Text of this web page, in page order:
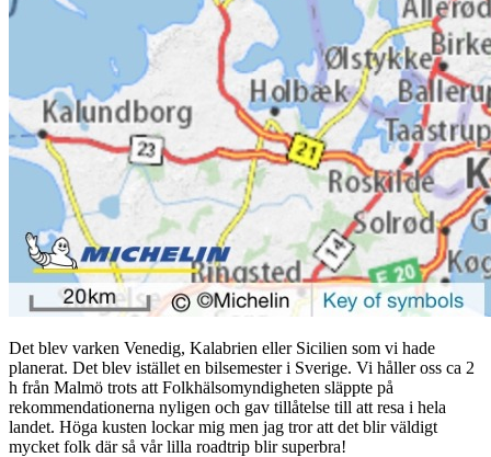
Det blev varken Venedig, Kalabrien eller Sicilien som vi hade
planerat. Det blev istället en bilsemester i Sverige. Vi håller oss ca 2
h från Malmö trots att Folkhälsomyndigheten släppte på
rekommendationerna nyligen och gav tillåtelse till att resa i hela
landet. Höga kusten lockar mig men jag tror att det blir väldigt
mycket folk där så vår lilla roadtrip blir superbra!